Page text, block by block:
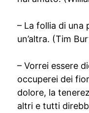
– La follia di una
un’altra. (Tim
– Vorrei essere
occuperei dei
dolore, la
altri e tutti